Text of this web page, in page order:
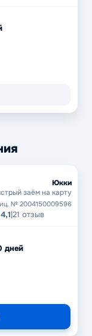
Юкки
заём на карту
№ 2004150009596
4,1|21 отзыв
дней